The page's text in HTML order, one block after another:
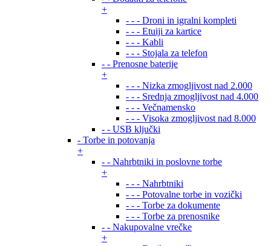
+
- - - Droni in igralni kompleti
- - - Etuiji za kartice
- - - Kabli
- - - Stojala za telefon
- - Prenosne baterije
+
- - - Nizka zmogljivost nad 2.000
- - - Srednja zmogljivost nad 4.000
- - - Večnamensko
- - - Visoka zmogljivost nad 8.000
- - USB ključki
- Torbe in potovanja
+
- - Nahrbtniki in poslovne torbe
+
- - - Nahrbtniki
- - - Potovalne torbe in vozički
- - - Torbe za dokumente
- - - Torbe za prenosnike
- - Nakupovalne vrečke
+